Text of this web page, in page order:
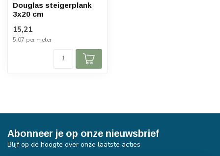
Douglas steigerplank
3x20 cm
15,21
5,07 per meter
Abonneer je op onze nieuwsbrief
Blijf op de hoogte over onze laatste acties